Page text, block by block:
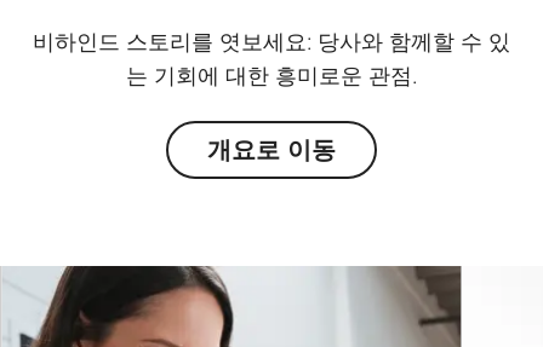
비하인드 스토리를 엿보세요: 당사와 함께할 수 있
는 기회에 대한 흥미로운 관점.
개요로 이동